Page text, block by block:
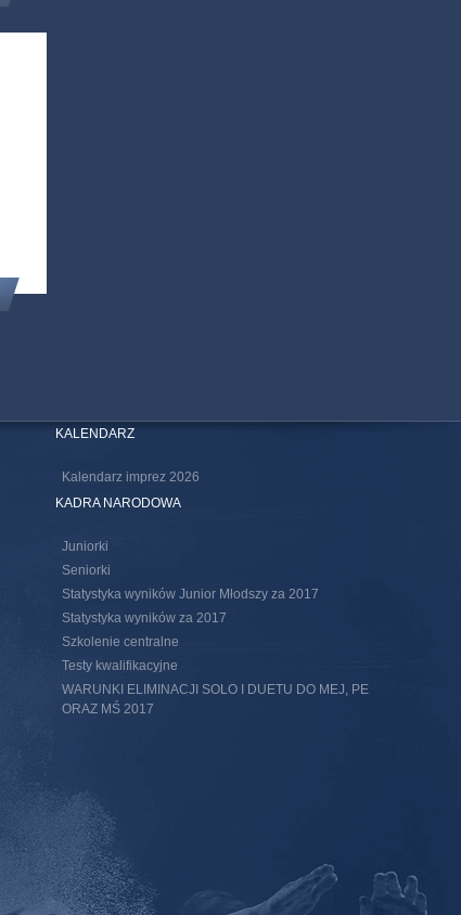
KALENDARZ
Kalendarz imprez 2026
KADRA NARODOWA
Juniorki
Seniorki
Statystyka wyników Junior Młodszy za 2017
Statystyka wyników za 2017
Szkolenie centralne
Testy kwalifikacyjne
WARUNKI ELIMINACJI SOLO I DUETU DO MEJ, PE
ORAZ MŚ 2017